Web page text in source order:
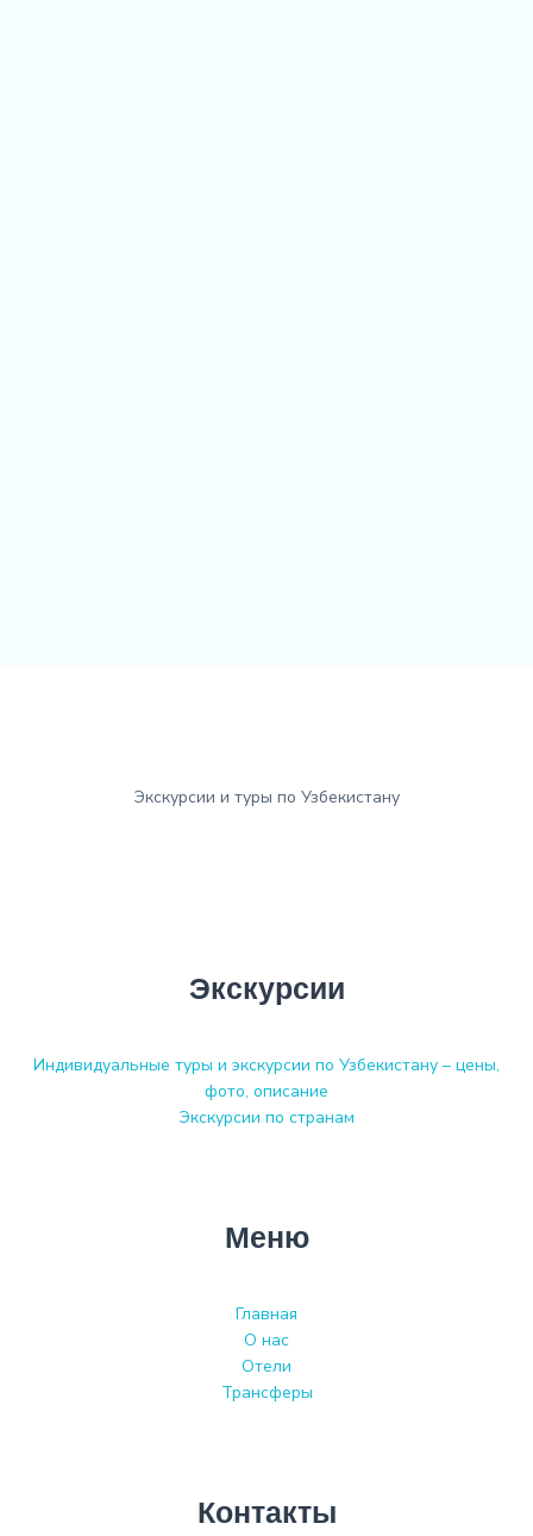
Экскурсии и туры по Узбекистану
Экскурсии
Индивидуальные туры и экскурсии по Узбекистану – цены,
фото, описание
Экскурсии по странам
Меню
Главная
О нас
Отели
Трансферы
Контакты